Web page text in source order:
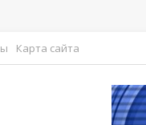
Карта сайта